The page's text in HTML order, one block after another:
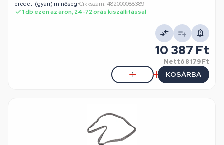
eredeti (gyári) minőség•Cikkszám: 482000088389
1 db ezen az áron, 24-72 órás kiszállítással
10 387 Ft
Nettó8 179 Ft
KOSÁRBA